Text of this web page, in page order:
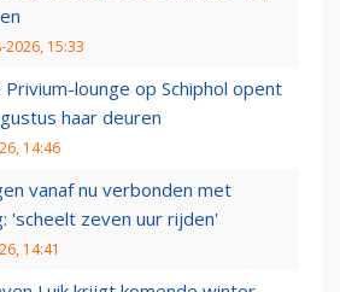
2026, 15:33
Privium-lounge op Schiphol opent
haar deuren
14:46
vanaf nu verbonden met
'scheelt zeven uur rijden'
14:41